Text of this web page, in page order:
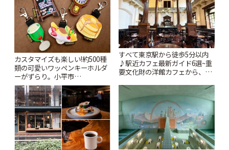
カスタマイズも楽しい!約500種
類の可愛いワッペンキーホルダ
ーがずらり。小平市
「Kimamaya T&K」 | ことりっ
ぷ
すべて東京駅から徒歩5分以内
♪駅近カフェ最新ガイド6選~重
要文化財の洋館カフェから、改
りっぷ